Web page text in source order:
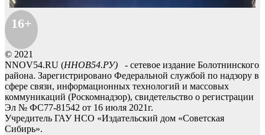
16+
© 2021
NNOV54.RU (ННОВ54.РУ) - сетевое издание Болотнинского
района. Зарегистрировано Федеральной службой по надзору в
сфере связи, информационных технологий и массовых
коммуникаций (Роскомнадзор), свидетельство о регистрации
Эл № ФС77-81542 от 16 июля 2021г.
Учредитель ГАУ НСО «Издательский дом «Советская
Сибирь».